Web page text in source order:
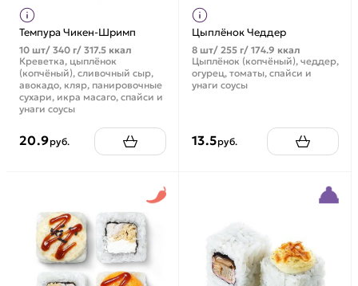
Темпура Чикен-Шримп
10 шт/ 340 г/ 317.5 ккал
Креветка, цыплёнок
(копчёный), сливочный сыр,
авокадо, кляр, панировочные
сухари, икра масаго, спайси и
унаги соусы
20.9руб.
Цыплёнок Чеддер
8 шт/ 255 г/ 174.9 ккал
Цыплёнок (копчёный), чеддер,
огурец, томаты, спайси и
унаги соусы
13.5руб.